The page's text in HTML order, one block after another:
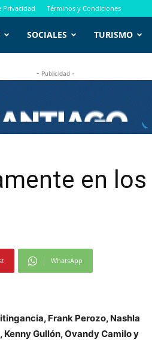
Privacidad Términos y Condiciones
SOCIALES TURISMO
- Publicidad -
en los
WhatsApp
Frank Perozo, Nashla
Gullón, Ovandy Camilo y